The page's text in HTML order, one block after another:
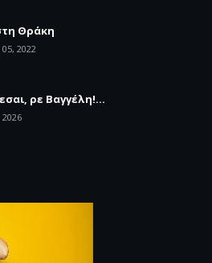
Θράκη
2022
ρε Βαγγέλη!...
2026